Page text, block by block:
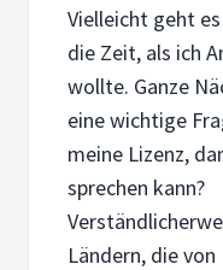
Vielleicht geht
die Zeit, als ich
wollte. Ganze
eine wichtige
meine Lizenz,
sprechen kann?
Ländern, die